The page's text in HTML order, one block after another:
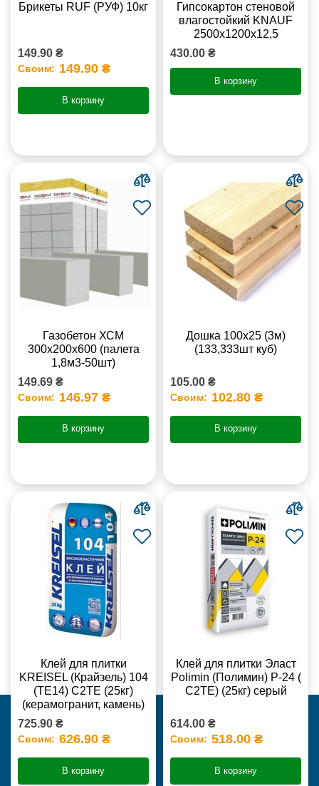
Брикеты RUF (РУФ) 10кг
149.90 ₴
Своим: 149.90 ₴
В корзину
Гипсокартон стеновой
влагостойкий KNAUF
2500х1200х12,5
430.00 ₴
В корзину
Газобетон ХСМ
300x200x600 (палета
1,8м3-50шт)
149.69 ₴
Своим: 146.97 ₴
В корзину
Дошка 100х25 (3м)
(133,333шт куб)
105.00 ₴
Своим: 102.80 ₴
В корзину
Клей для плитки
KREISEL (Крайзель) 104
(ТЕ14) С2TE (25кг)
(керамогранит, камень)
725.90 ₴
Своим: 626.90 ₴
В корзину
Клей для плитки Эласт
Polimin (Полимин) Р-24 (
С2ТЕ) (25кг) серый
614.00 ₴
Своим: 518.00 ₴
В корзину